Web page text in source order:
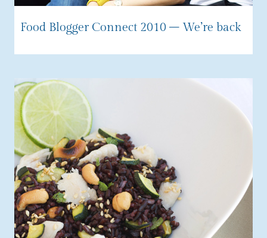
Food Blogger Connect 2010 – We’re back